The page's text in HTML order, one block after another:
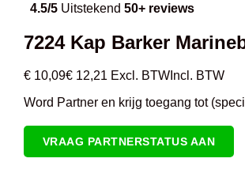
4.5/5 Uitstekend 50+ reviews
7224 Kap Barker
€10,09€12,21 Excl. BTWIncl. BTW
Word Partner en krijg toegang tot
VRAAG PARTNERSTATUS AAN